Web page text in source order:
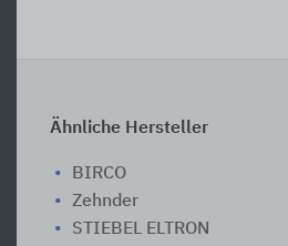
Ähnliche Hersteller
BIRCO
Zehnder
STIEBEL ELTRON